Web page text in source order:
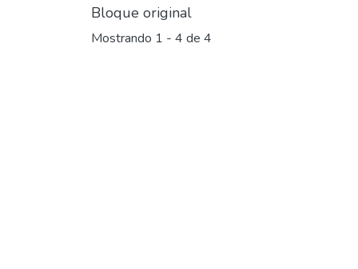
Bloque original
Mostrando 1 - 4 de 4